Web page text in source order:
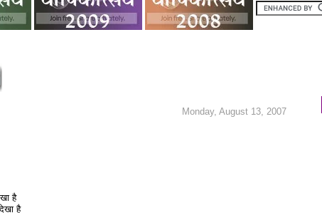
Monday, August 13, 2007
है
है